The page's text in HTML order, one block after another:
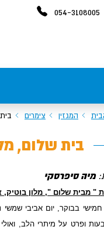
054-3108005
המגזין צימרים
בית שלום,
מיה סיפרסקי
" מבית שלום ", מלון
חמישי בבוקר, יום אביבי
ופרט על מיתרי הלב,